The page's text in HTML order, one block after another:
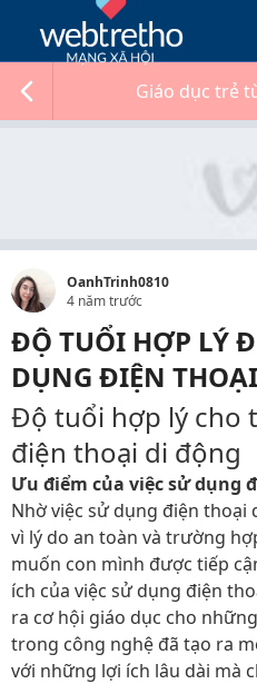
Giáo dục trẻ
OanhTrinh0810
4 năm trước
ĐỘ TUỔI HỢP LÝ
DỤNG ĐIỆN THOẠI
Độ tuổi hợp lý cho
điện thoại di động
Ưu điểm của việc sử dụng
Nhờ việc sử dụng điện
vì lý do an toàn và trường
muốn con mình được tiếp
ích của việc sử dụng điện
ra cơ hội giáo dục cho
trong công nghệ đã tạo ra
với những lợi ích lâu dài mà